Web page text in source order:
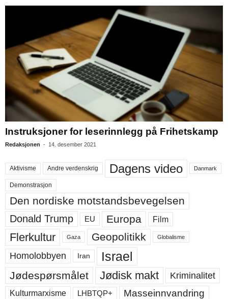
Instruksjoner for leserinnlegg på Frihetskamp
Redaksjonen - 14. desember 2021
Aktivisme Andre verdenskrig Dagens video Danmark
Demonstrasjon
Den nordiske motstandsbevegelsen
Donald Trump EU Europa Film
Flerkultur Gaza Geopolitikk Globalisme
Homolobbyen Iran Israel
Jødespørsmålet Jødisk makt Kriminalitet
Kulturmarxisme LHBTQP+ Masseinnvandring